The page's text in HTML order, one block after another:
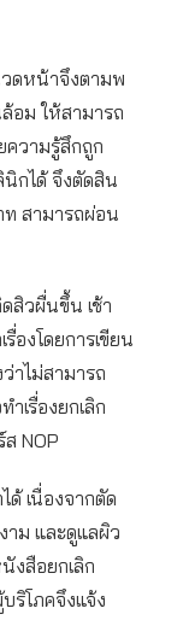
ดหน้าจึงตามพ
อม ให้สามารถ
ความรู้สึกถูก
กได้ จึงตัดสิน
ท สามารถผ่อน
สิวผื่นขึ้น เช้า
องโดยการเขียน
าไม่สามารถ
ำเรื่องยกเลิก
NOP
ด้ เนื่องจากตัด
าม และดูแลผิว
งสือยกเลิก
ริโภคจึงแจ้ง